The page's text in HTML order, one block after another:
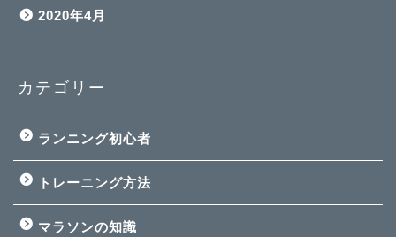
2020年4月
カテゴリー
ランニング初心者
トレーニング方法
マラソンの知識
ホーム